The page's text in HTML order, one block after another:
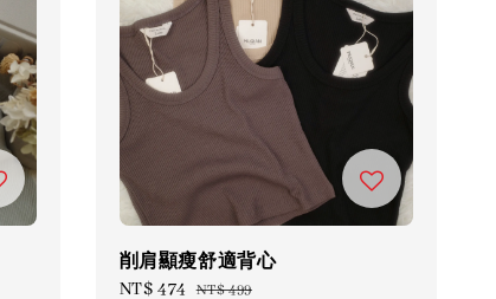
削肩顯瘦舒適背心
Sale
NT$ 474 Regular
NT$ 499